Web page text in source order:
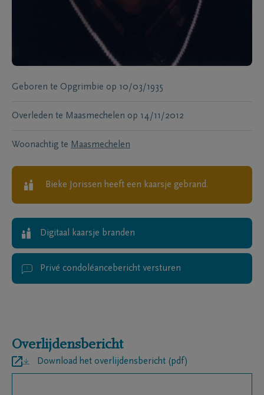
Geboren te Opgrimbie op 10/03/1935
Overleden te Maasmechelen op 14/11/2012
Woonachtig te Maasmechelen
Bieke Jorissen heeft een kaarsje gebrand.
Digitaal kaarsje branden
Privé condoléancebericht versturen
Overlijdensbericht
Download het overlijdensbericht (pdf)